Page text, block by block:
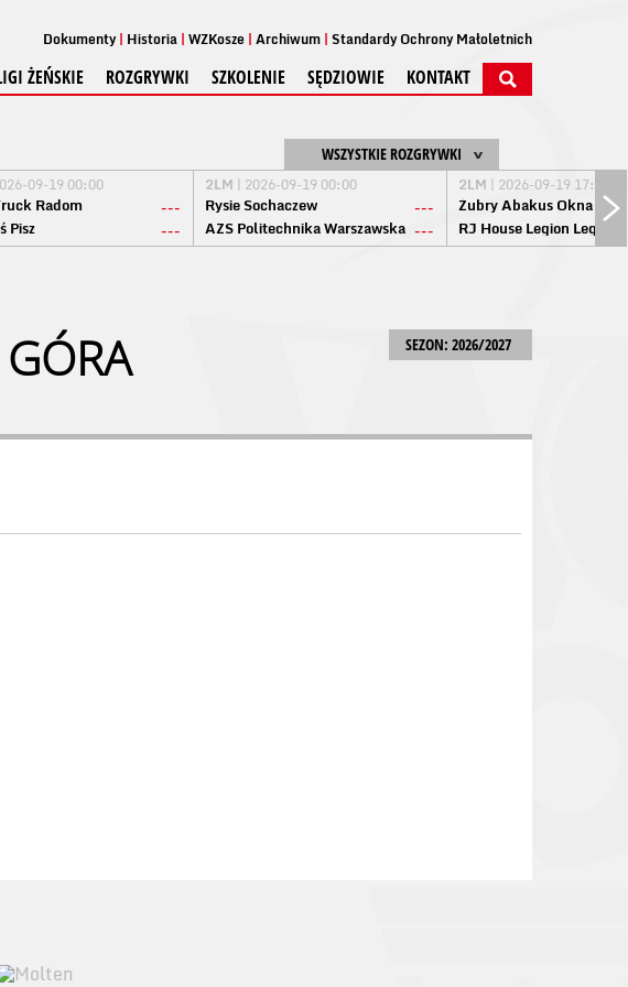
Dokumenty Historia WZKosze Archiwum Standardy Ochrony Małoletnich
ŻEŃSKIE ROZGRYWKI SZKOLENIE SĘDZIOWIE KONTAKT
WSZYSTKIE ROZGRYWKI
09-19 00:00
Radom
---
Pisz
---
2LM | 2026-09-19 00:00
Rysie Sochaczew
---
AZS Politechnika Warszawska ---
2LM | 2026-09-19 17:00
Żubry Abakus Okna
RJ House Legion
SEZON: 2026/2027